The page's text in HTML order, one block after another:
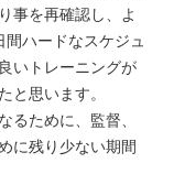
事を再確認し、よ
ハードなスケジュ
いトレーニングが
思います。
ために、監督、
に残り少ない期間